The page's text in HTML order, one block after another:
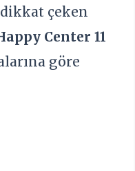
çeken
Center 11
göre